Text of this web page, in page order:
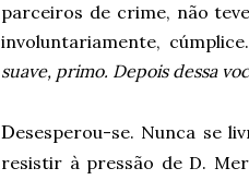
parceiros de crime, não
involuntariamente,
suave, primo. Depois dessa
Desesperou-se. Nunca se
resistir à pressão de D.